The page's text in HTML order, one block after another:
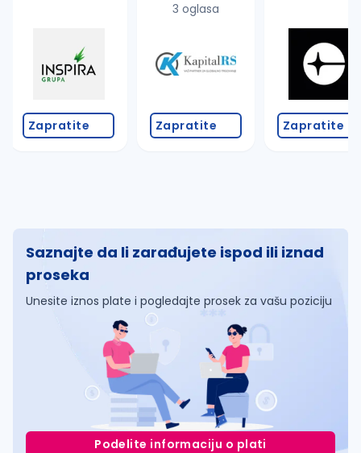
Zapratite
3 oglasa
Zapratite Zapratite
Saznajte da li zarađujete ispod ili iznad
proseka
Unesite iznos plate i pogledajte prosek za vašu poziciju
Podelite informaciju o plati